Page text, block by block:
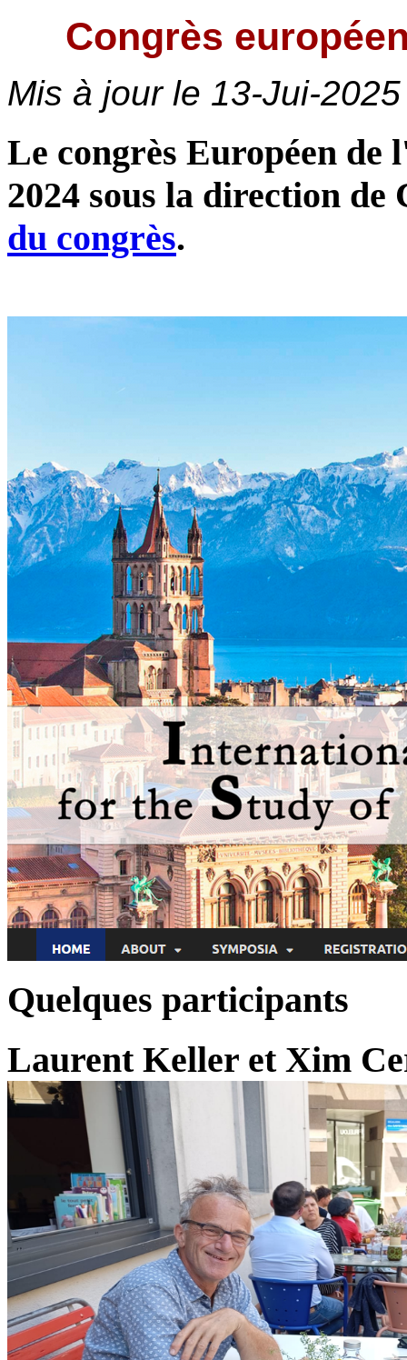
Congrès
Mis à jour le 13-Jui-2025
Le congrès Européen de
2024 sous la direction
du congrès.
Quelques participants
Laurent Keller et Xim